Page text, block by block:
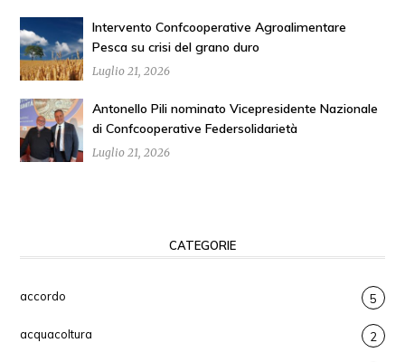
Intervento Confcooperative Agroalimentare
Pesca su crisi del grano duro
Luglio 21, 2026
Antonello Pili nominato Vicepresidente Nazionale
di Confcooperative Federsolidarietà
Luglio 21, 2026
CATEGORIE
accordo 5
acquacoltura 2